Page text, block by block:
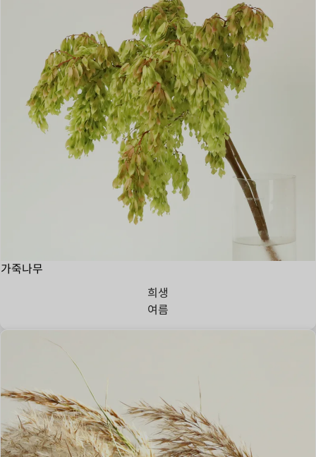
가죽나무
희생
여름